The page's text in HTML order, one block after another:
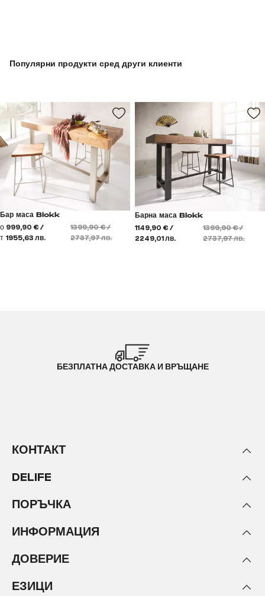
Популярни продукти сред други клиенти
Бар маса Blokk
о
т
999,90 € /
1955,63 лв.
1399,90 € /
2737,97 лв.
Барна маса Blokk
1149,90 € /
2249,01 лв.
1399,90 € /
2737,97 лв.
БЕЗПЛАТНА ДОСТАВКА И ВРЪЩАНЕ
КОНТАКТ
DELIFE
ПОРЪЧКА
ИНФОРМАЦИЯ
ДОВЕРИЕ
ЕЗИЦИ